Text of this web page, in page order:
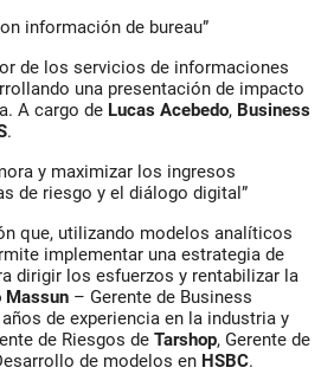
información de bureau”
de los servicios de informaciones
una presentación de impacto
A cargo de Lucas Acebedo, Business
.
y maximizar los ingresos
de riesgo y el diálogo digital”
que, utilizando modelos analíticos
implementar una estrategia de
dirigir los esfuerzos y rentabilizar la
Massun – Gerente de Business
años de experiencia en la industria y
de Riesgos de Tarshop, Gerente de
de modelos en HSBC.